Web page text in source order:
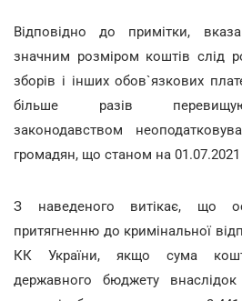
Відповідно до примітки,
значним розміром коштів слід
зборів і інших обов`язкових
більше разів
законодавством
громадян, що станом на 01.07.2021
З наведеного витікає, що
притягненню до кримінальної
КК України, якщо сума
державного бюджету